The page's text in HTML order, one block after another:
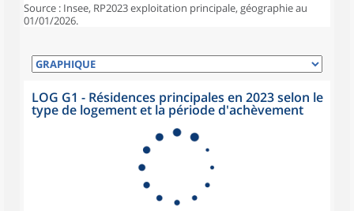
Source : Insee, RP2023 exploitation principale, géographie au
01/01/2026.
LOG G1 - Résidences principales en 2023 selon le
type de logement et la période d'achèvement